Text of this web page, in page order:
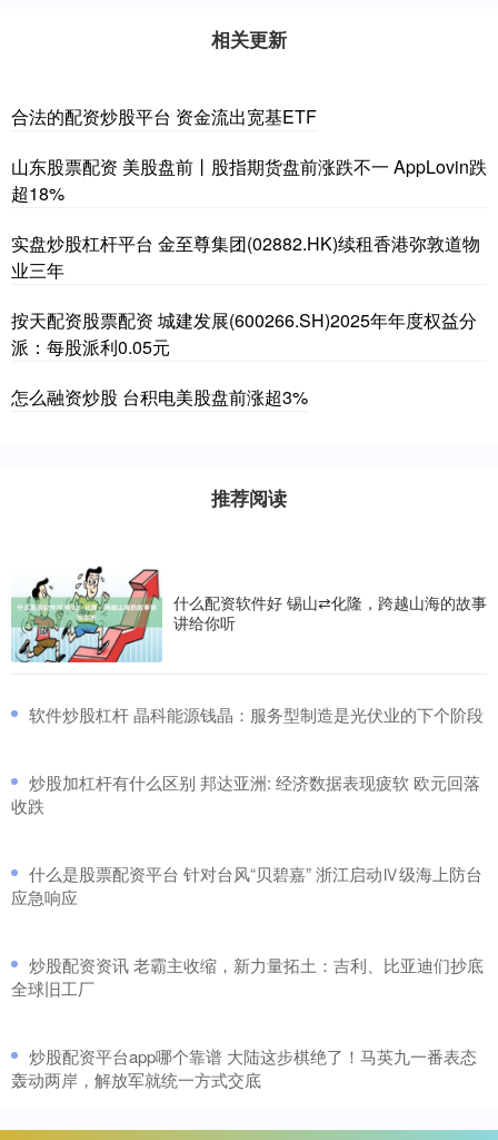
相关更新
合法的配资炒股平台 资金流出宽基ETF
山东股票配资 美股盘前丨股指期货盘前涨跌不一 AppLovin跌
超18%
实盘炒股杠杆平台 金至尊集团(02882.HK)续租香港弥敦道物
业三年
按天配资股票配资 城建发展(600266.SH)2025年年度权益分
派：每股派利0.05元
怎么融资炒股 台积电美股盘前涨超3%
推荐阅读
什么配资软件好 锡山⇄化隆，跨越山海的故事
讲给你听
​软件炒股杠杆 晶科能源钱晶：服务型制造是光伏业的下个阶段
​炒股加杠杆有什么区别 邦达亚洲: 经济数据表现疲软 欧元回落
收跌
​什么是股票配资平台 针对台风“贝碧嘉” 浙江启动Ⅳ级海上防台
应急响应
​炒股配资资讯 老霸主收缩，新力量拓土：吉利、比亚迪们抄底
全球旧工厂
​炒股配资平台app哪个靠谱 大陆这步棋绝了！马英九一番表态
轰动两岸，解放军就统一方式交底